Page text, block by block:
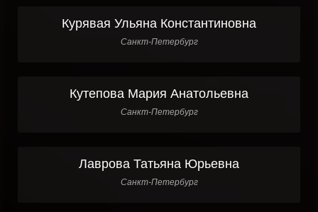
Курявая Ульяна Константиновна
Санкт-Петербург
Кутепова Мария Анатольевна
Санкт-Петербург
Лаврова Татьяна Юрьевна
Санкт-Петербург